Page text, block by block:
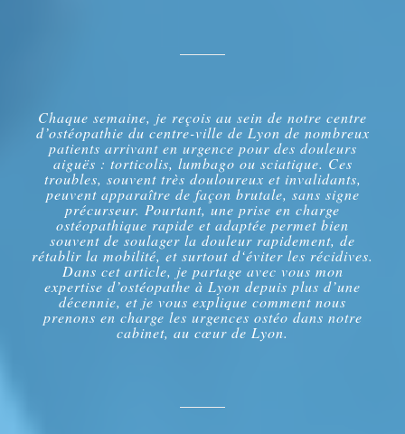
Chaque semaine, je reçois au sein de notre centre
d’ostéopathie du centre-ville de Lyon de nombreux
patients arrivant en urgence pour des douleurs
aiguës : torticolis, lumbago ou sciatique. Ces
troubles, souvent très douloureux et invalidants,
peuvent apparaître de façon brutale, sans signe
précurseur. Pourtant, une prise en charge
ostéopathique rapide et adaptée permet bien
souvent de soulager la douleur rapidement, de
rétablir la mobilité, et surtout d‘éviter les récidives.
Dans cet article, je partage avec vous mon
expertise d’ostéopathe à Lyon depuis plus d’une
décennie, et je vous explique comment nous
prenons en charge les urgences ostéo dans notre
cabinet, au cœur de Lyon.